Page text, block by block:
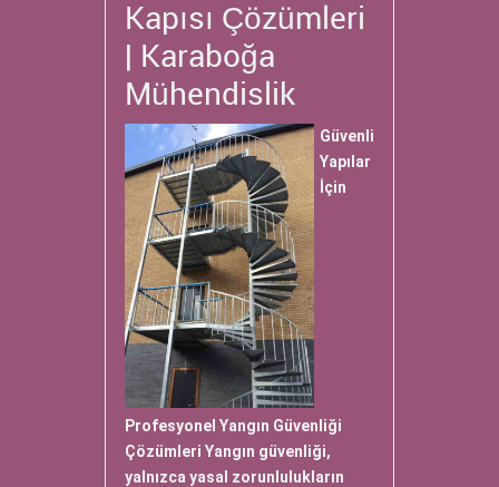
Kapısı Çözümleri
| Karaboğa
Mühendislik
Güvenli
Yapılar
İçin
Profesyonel Yangın Güvenliği
Çözümleri Yangın güvenliği,
yalnızca yasal zorunlulukların